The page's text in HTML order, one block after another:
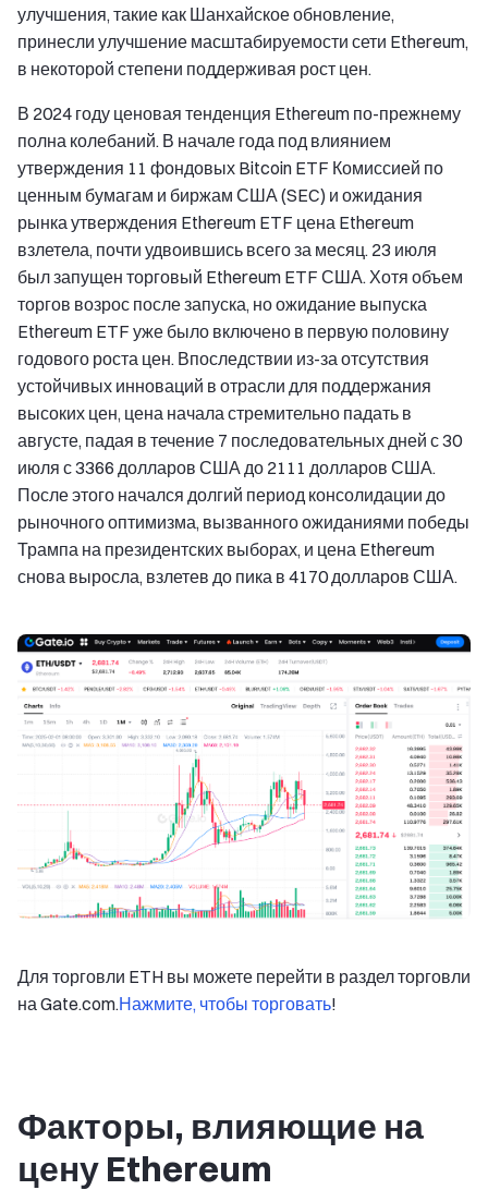
улучшения, такие как Шанхайское обновление,
принесли улучшение масштабируемости сети Ethereum,
в некоторой степени поддерживая рост цен.
В 2024 году ценовая тенденция Ethereum по-прежнему
полна колебаний. В начале года под влиянием
утверждения 11 фондовых Bitcoin ETF Комиссией по
ценным бумагам и биржам США (SEC) и ожидания
рынка утверждения Ethereum ETF цена Ethereum
взлетела, почти удвоившись всего за месяц. 23 июля
был запущен торговый Ethereum ETF США. Хотя объем
торгов возрос после запуска, но ожидание выпуска
Ethereum ETF уже было включено в первую половину
годового роста цен. Впоследствии из-за отсутствия
устойчивых инноваций в отрасли для поддержания
высоких цен, цена начала стремительно падать в
августе, падая в течение 7 последовательных дней с 30
июля с 3366 долларов США до 2111 долларов США.
После этого начался долгий период консолидации до
рыночного оптимизма, вызванного ожиданиями победы
Трампа на президентских выборах, и цена Ethereum
снова выросла, взлетев до пика в 4170 долларов США.
Для торговли ETH вы можете перейти в раздел торговли
на Gate.com.Нажмите, чтобы торговать!
Факторы, влияющие на
цену Ethereum